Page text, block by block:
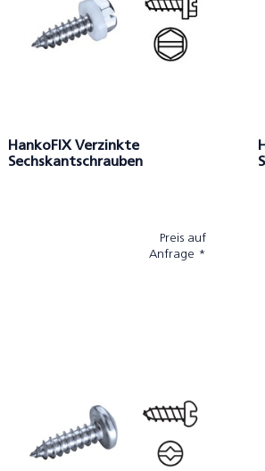
HankoFIX Verzinkte
Sechskantschrauben
Preis auf
Anfrage *